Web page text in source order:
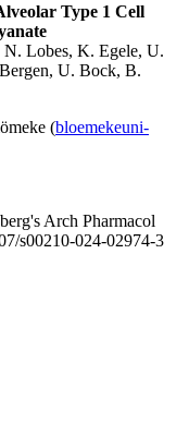
Type 1 Cell
Lobes, K. Egele, U.
U. Bock, B.
(bloemekeuni-
Arch Pharmacol
s00210-024-02974-3